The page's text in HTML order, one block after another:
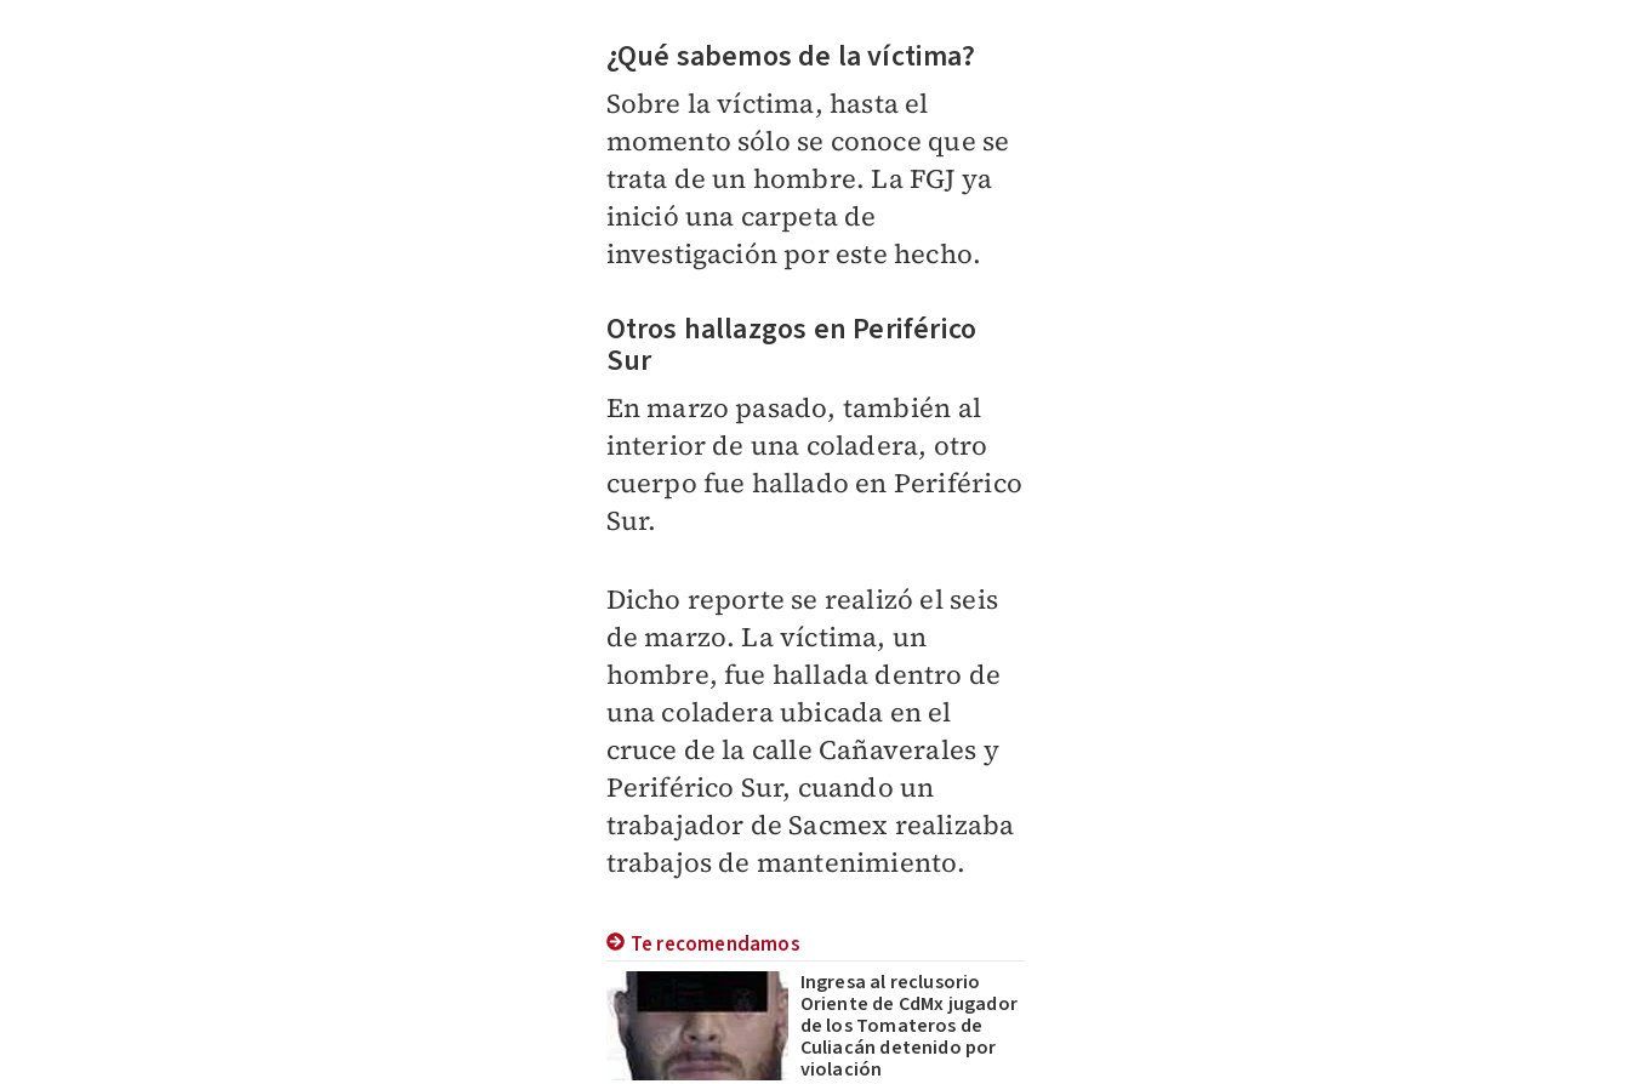
¿Qué sabemos de la víctima?
Sobre la víctima, hasta el
momento sólo se conoce que se
trata de un hombre. La FGJ ya
inició una carpeta de
investigación por este hecho.
Otros hallazgos en Periférico
Sur
En marzo pasado, también al
interior de una coladera, otro
cuerpo fue hallado en Periférico
Sur.
Dicho reporte se realizó el seis
de marzo. La víctima, un
hombre, fue hallada dentro de
una coladera ubicada en el
cruce de la calle Cañaverales y
Periférico Sur, cuando un
trabajador de Sacmex realizaba
trabajos de mantenimiento.
Te recomendamos
Ingresa al reclusorio
Oriente de CdMx jugador
de los Tomateros de
Culiacán detenido por
violación